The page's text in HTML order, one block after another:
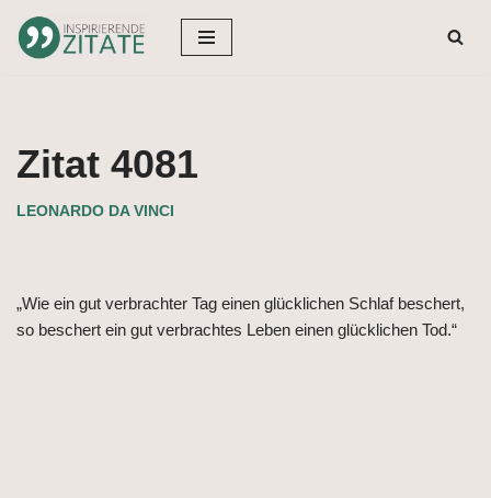
Zum
Zitat 4081
LEONARDO DA VINCI
„Wie ein gut verbrachter Tag einen glücklichen Schlaf beschert,
so beschert ein gut verbrachtes Leben einen glücklichen Tod.“